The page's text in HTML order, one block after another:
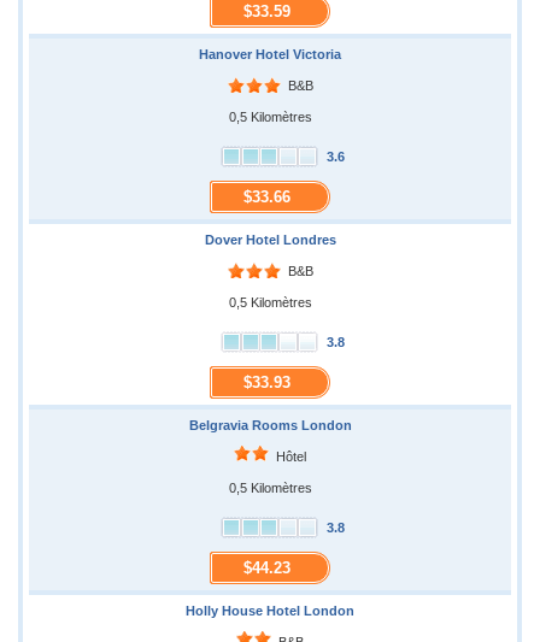
$33.59
Hanover Hotel Victoria
B&B
0,5 Kilomètres
3.6
$33.66
Dover Hotel Londres
B&B
0,5 Kilomètres
3.8
$33.93
Belgravia Rooms London
Hôtel
0,5 Kilomètres
3.8
$44.23
Holly House Hotel London